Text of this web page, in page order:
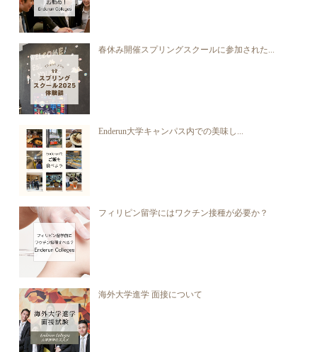
春休み開催スプリングスクールに参加された...
Enderun大学キャンパス内での美味し...
フィリピン留学にはワクチン接種が必要か？
海外大学進学 面接について